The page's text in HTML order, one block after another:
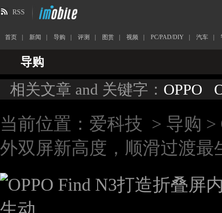
RSS
首页 新闻 导购 评测 图赏 视频 PC/PAD/DIY 汽车
导购
相关文章 and 关键字： OPPO
当前位置： 爱科技 > 导购 >
外双屏新高度，顺滑过渡最